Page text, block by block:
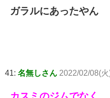
ガラルにあったやん
41: 名無しさん 2022/02/08(
カスミのジムでなく